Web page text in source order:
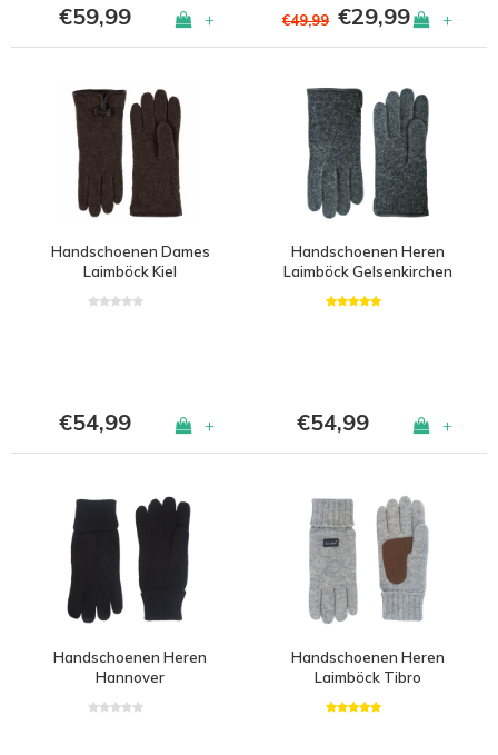
€59,99 + €49,99 €29,99 +
Handschoenen Dames
Laimböck Kiel
€54,99 +
Handschoenen Heren
Laimböck Gelsenkirchen
€54,99 +
Handschoenen Heren
Hannover
Handschoenen Heren
Laimböck Tibro